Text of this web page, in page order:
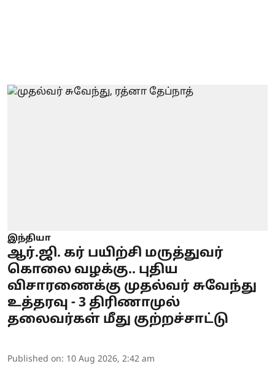
இந்தியா
ஆர்.ஜி. கர் பயிற்சி மருத்துவர்
கொலை வழக்கு.. புதிய
விசாரணைக்கு முதல்வர் சுவேந்து
உத்தரவு - 3 திரிணாமுல்
தலைவர்கள் மீது குற்றச்சாட்டு
Published on: 10 Aug 2026, 2:42 am